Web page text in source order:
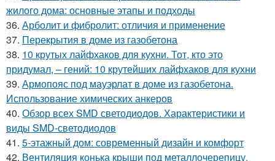
жилого дома: основные этапы и подходы
36. Арболит и фибролит: отличия и применение
37. Перекрытия в доме из газобетона
38. 10 крутых лайфхаков для кухни. Тот, кто это
придумал, – гений: 10 крутейших лайфхаков для кухни
39. Армопояс под мауэрлат в доме из газобетона.
Использование химических анкеров
40. Обзор всех SMD светодиодов. Характеристики и
виды SMD-светодиодов
41. 5-этажный дом: современный дизайн и комфорт
42. Вентиляция конька крыши под металлочерепицу.